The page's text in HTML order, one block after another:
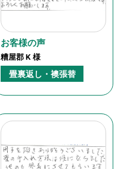
お客様の声
糟屋郡 K 様
畳裏返し・襖張替